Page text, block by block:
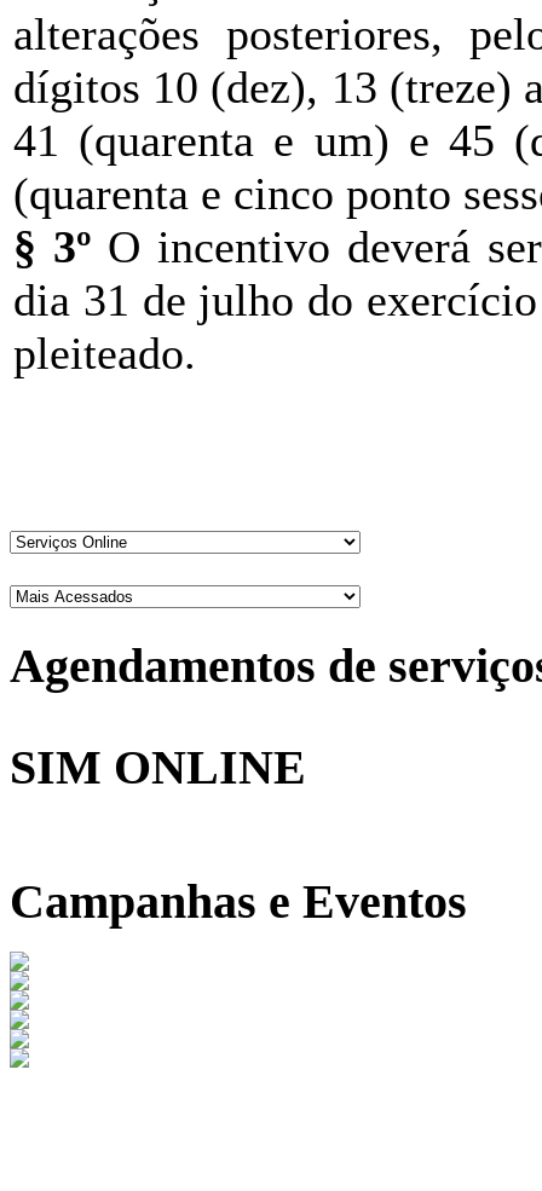
alterações posteriores,
dígitos 10 (dez), 13 (treze)
41 (quarenta e um) e 45
(quarenta e cinco ponto
§ 3º O incentivo deverá
dia 31 de julho do
pleiteado.
Agendamentos de
SIM ONLINE
Campanhas e Eventos